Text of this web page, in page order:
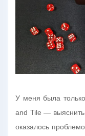
У меня была
and Tile —
оказалось